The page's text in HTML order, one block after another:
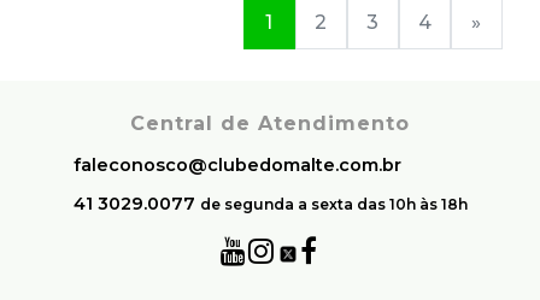
1 2 3 4 »
Central de Atendimento
faleconosco@clubedomalte.com.br
41 3029.0077 de segunda a sexta das 10h às 18h